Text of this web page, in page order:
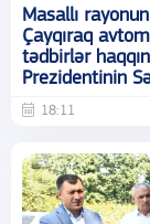
Masallı
Çayqıraq
tədbirlər
Prezidentinin
18:11